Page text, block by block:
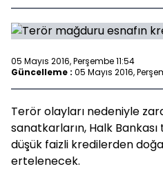
05 Mayıs 2016, Perşembe 11:54
Güncelleme : 05 Mayıs 2016,
Terör olayları nedeniyle
sanatkarların, Halk
düşük faizli kredilerden
ertelenecek.